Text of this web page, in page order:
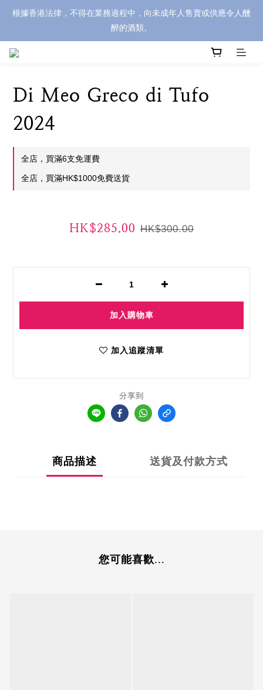
根據香港法律，不得在業務過程中，向未成年人售賣或供應令人醺
醉的酒類。
Di Meo Greco di Tufo
2024
全店，買滿6支免運費
全店，買滿HK$1000免費送貨
HK$285.00 HK$300.00
加入購物車
加入追蹤清單
分享到
商品描述 送貨及付款方式
您可能喜歡...